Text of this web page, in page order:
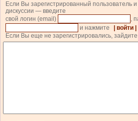
Если Вы зарегистрированный пользователь и
дискуссии — введите
свой логин (email)
,
и нажмите
| войти |
Если Вы еще не зарегистрировались,